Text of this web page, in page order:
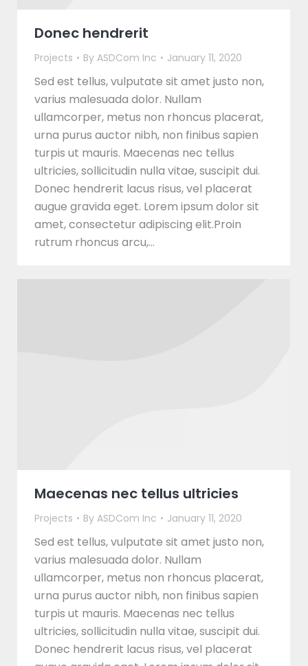
Donec hendrerit
Projects By ASDCom Inc January 11, 2020
Sed est tellus, vulputate sit amet justo non,
varius malesuada dolor. Nullam
ullamcorper, metus non rhoncus placerat,
urna purus auctor nibh, non finibus sapien
turpis ut mauris. Maecenas nec tellus
ultricies, sollicitudin nulla vitae, suscipit dui.
Donec hendrerit lacus risus, vel placerat
augue gravida eget. Lorem ipsum dolor sit
amet, consectetur adipiscing elit.Proin
rutrum rhoncus arcu,…
Maecenas nec tellus ultricies
Projects By ASDCom Inc January 11, 2020
Sed est tellus, vulputate sit amet justo non,
varius malesuada dolor. Nullam
ullamcorper, metus non rhoncus placerat,
urna purus auctor nibh, non finibus sapien
turpis ut mauris. Maecenas nec tellus
ultricies, sollicitudin nulla vitae, suscipit dui.
Donec hendrerit lacus risus, vel placerat